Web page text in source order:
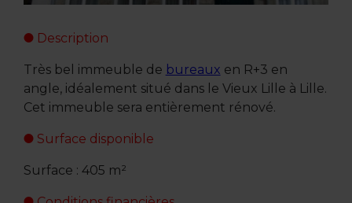
Description
Très bel immeuble de bureaux en R+3 en
angle, idéalement situé dans le Vieux Lille à Lille.
Cet immeuble sera entièrement rénové.
Surface disponible
Surface : 405 m²